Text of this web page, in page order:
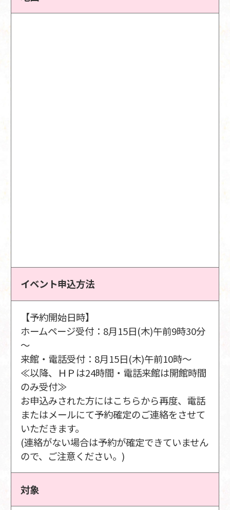
イベント申込方法
【予約開始日時】
ホームページ受付：8月15日(木)午前9時30分
～
来館・電話受付：8月15日(木)午前10時～
≪以降、ＨＰは24時間・電話来館は開館時間
のみ受付≫
お申込みされた方にはこちらから再度、電話
またはメールにて予約確定のご連絡をさせて
いただきます。
(連絡がない場合は予約が確定できていません
ので、ご注意ください。)
対象